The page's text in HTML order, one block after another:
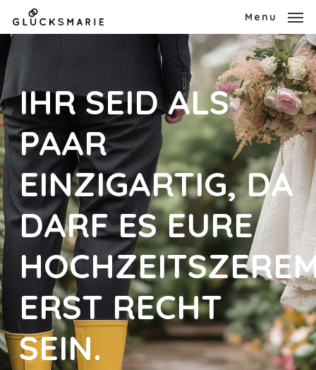
to
main
content
Menu
IHR SEID ALS
PAAR
EINZIGARTIG, DA
DARF ES EURE
ERST RECHT
SEIN.